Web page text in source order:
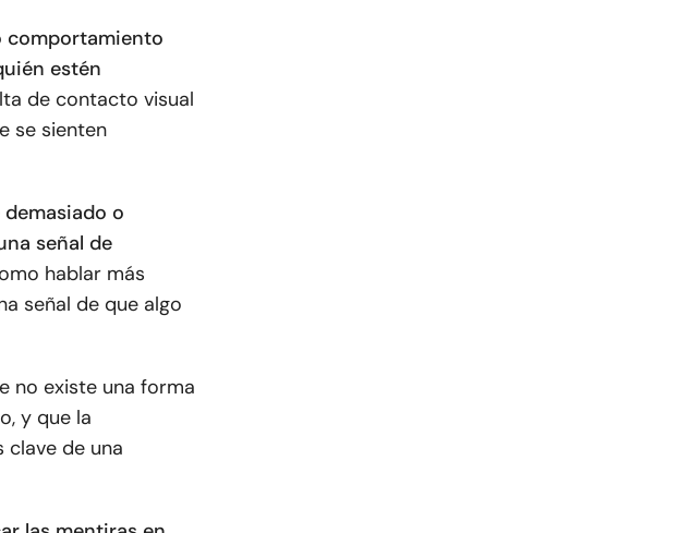
comportamiento
estén
de contacto visual
se sienten
o
señal de
hablar más
señal de que algo
no existe una forma
y que la
de una